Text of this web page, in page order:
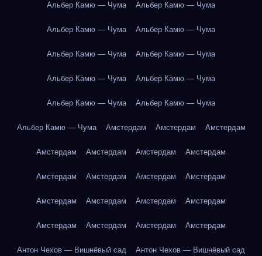
Альбер Камю — Чума Альбер Камю — Чума
Альбер Камю — Чума Альбер Камю — Чума
Альбер Камю — Чума Альбер Камю — Чума
Альбер Камю — Чума Альбер Камю — Чума
Альбер Камю — Чума Альбер Камю — Чума
Альбер Камю — Чума Амстердам Амстердам Амстердам
Амстердам Амстердам Амстердам Амстердам
Амстердам Амстердам Амстердам Амстердам
Амстердам Амстердам Амстердам Амстердам
Амстердам Амстердам Амстердам Амстердам
Антон Чехов — Вишнёвый сад Антон Чехов — Вишнёвый сад